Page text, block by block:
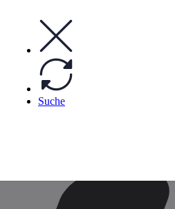
info@motowert.de
Follow us
Suche